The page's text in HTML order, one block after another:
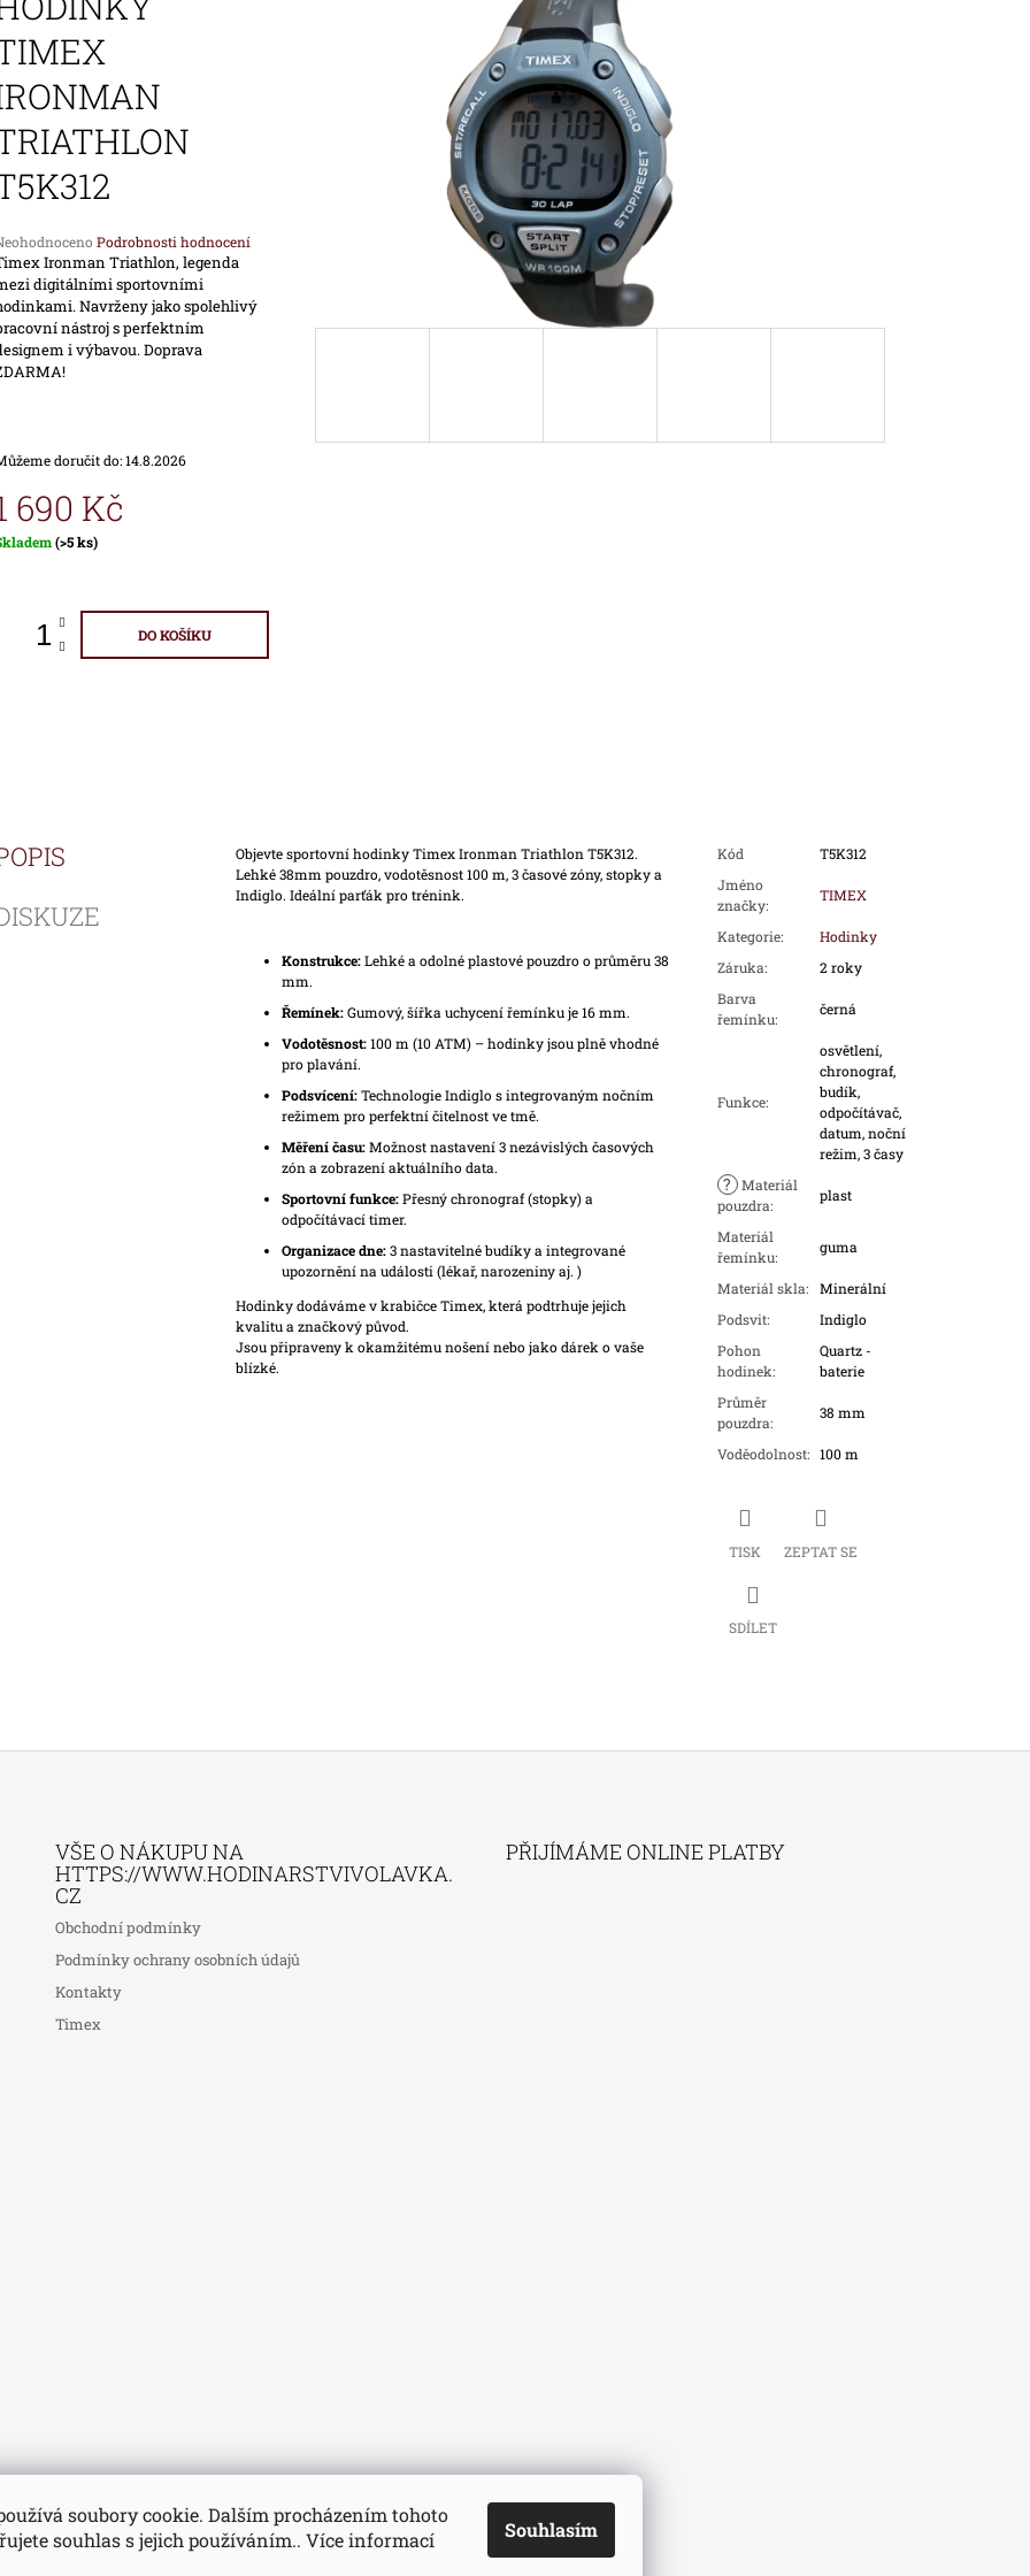
soubory cookie. Dalším procházením tohoto
souhlas s jejich používáním.. Více informací
Souhlasím
Podrobnosti hodnocení
Ironman Triathlon, legenda
digitálními sportovními
Navrženy jako spolehlivý
nástroj s perfektním
i výbavou. Doprava
doručit do:14.8.2026
690 Kč
(>5 ks)
DO KOŠÍKU
Objevte sportovní hodinky Timex Ironman Triathlon T5K312.
Lehké 38mm pouzdro, vodotěsnost 100 m, 3 časové zóny, stopky a
Indiglo. Ideální parťák pro trénink.
Konstrukce:Lehké a odolné plastové pouzdro o průměru 38
mm.
Řemínek:Gumový, šířka uchycení řemínku je 16 mm.
Vodotěsnost:100 m (10 ATM) – hodinky jsou plně vhodné
pro plavání.
Podsvícení:Technologie Indiglo s integrovaným nočním
režimem pro perfektní čitelnost ve tmě.
Měření času:Možnost nastavení 3 nezávislých časových
zón a zobrazení aktuálního data.
Sportovní funkce:Přesný chronograf (stopky) a
odpočítávací timer.
Organizace dne:3 nastavitelné budíky a integrované
upozornění na události (lékař, narozeniny aj. )
Hodinky dodáváme v krabičce Timex, která podtrhuje jejich
kvalitu a značkový původ.
Jsou připraveny k okamžitému nošení nebo jako dárek o vaše
blízké.
Kód
T5K312
Jméno
značky:
TIMEX
Kategorie:
Hodinky
Záruka:
2 roky
Barva
řemínku:
černá
Funkce:
osvětlení,
chronograf,
budík,
odpočítávač,
datum, noční
režim, 3 časy
? Materiál
pouzdra:
plast
Materiál
řemínku:
guma
Materiál skla:
Minerální
Podsvit:
Indiglo
Pohon
hodinek:
Quartz -
baterie
Průměr
pouzdra:
38 mm
Voděodolnost: 100 m
TISK ZEPTAT SE
SDÍLET
1 690 Kč
VŠE O NÁKUPU NA
HTTPS://WWW.HODINARSTVIVOLAVKA.
CZ
Obchodní podmínky
Podmínky ochrany osobních údajů
Kontakty
Timex
PŘIJÍMÁME ONLINE PLATBY